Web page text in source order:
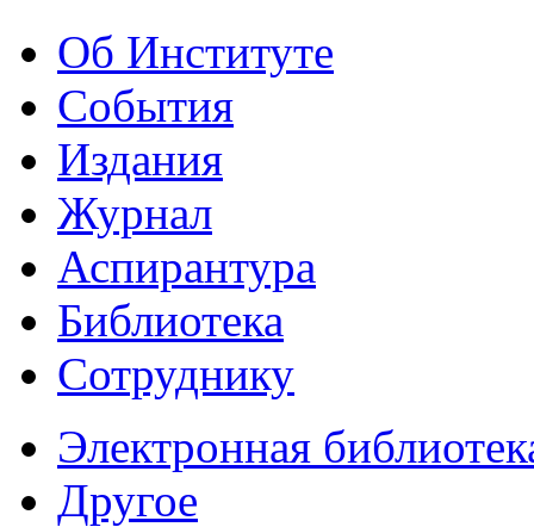
Об Институте
События
Издания
Журнал
Аспирантура
Библиотека
Сотруднику
Электронная
Другое